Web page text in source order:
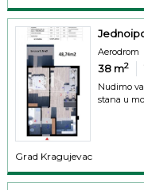
Aerodrom
38 m2
Nudimo
stana u
Grad Kragujevac